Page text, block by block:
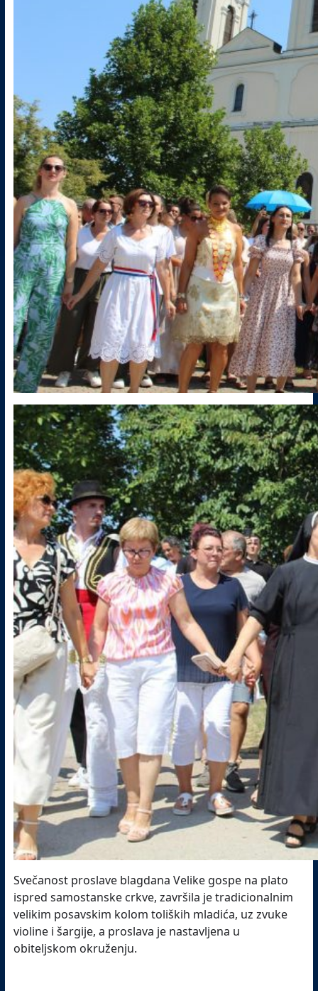
Svečanost proslave blagdana Velike gospe na plato
ispred samostanske crkve, završila je tradicionalnim
velikim posavskim kolom toliških mladića, uz zvuke
violine i šargije, a proslava je nastavljena u
obiteljskom okruženju.